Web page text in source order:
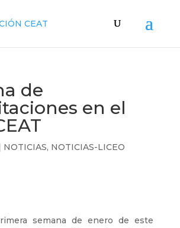
de
en el
NOTICIAS, NOTICIAS-LICEO
semana de enero de este